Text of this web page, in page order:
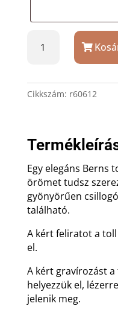
Berns
rátétes
Cikkszám: r60612
Egy elegáns Berns
örömet tudsz
gyönyörűen
található.
A kért feliratot a
el.
A kért gravírozást
helyezzük el,
jelenik meg.